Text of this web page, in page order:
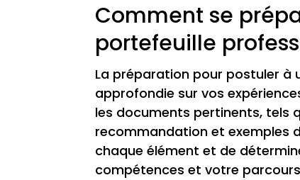
Comment se
portefeuille
La préparation pour postuler à
approfondie sur vos
les documents pertinents, tels
recommandation et exemples
chaque élément et de
compétences et votre